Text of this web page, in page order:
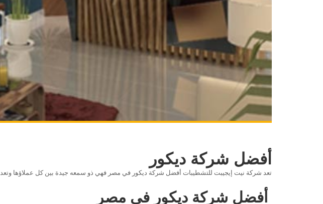
أفضل شركة ديكور
تعد شركة نيت إيجيبت للتشطيبات أفضل شركة ديكور في مصر فهي ذو سمعه جيدة بين كل عملاؤها وتعد